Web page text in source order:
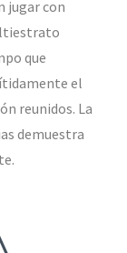
jugar con
que
el
reunidos. La
demuestra